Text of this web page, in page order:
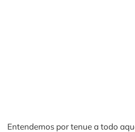
Entendemos por tenue a todo